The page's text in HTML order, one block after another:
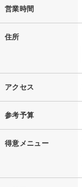
営業時間
住所
アクセス
参考予算
得意メニュー